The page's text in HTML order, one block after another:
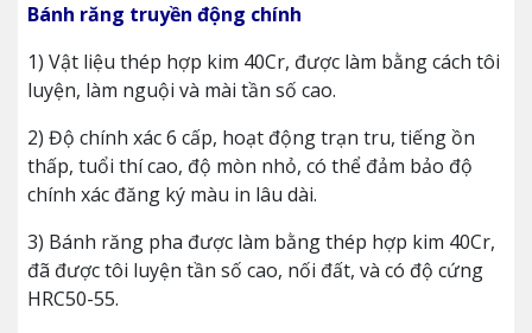
Bánh răng truyền động chính
1) Vật liệu thép hợp kim 40Cr, được làm bằng cách tôi
luyện, làm nguội và mài tần số cao.
2) Độ chính xác 6 cấp, hoạt động trạn tru, tiếng ồn
thấp, tuổi thí cao, độ mòn nhỏ, có thể đảm bảo độ
chính xác đăng ký màu in lâu dài.
3) Bánh răng pha được làm bằng thép hợp kim 40Cr,
đã được tôi luyện tần số cao, nối đất, và có độ cứng
HRC50-55.